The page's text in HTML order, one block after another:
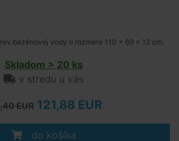
bazénovej vody o rozmere 110 x 69 x 12 cm.
Skladom > 20 ks
v stredu u vás
EUR 121,88 EUR
do košíka